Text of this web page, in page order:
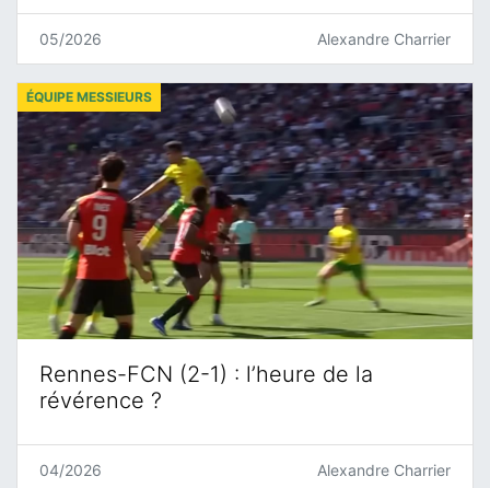
05/2026 Alexandre Charrier
Rennes-FCN (2-1) : l’heure de la
révérence ?
ÉQUIPE MESSIEURS
04/2026 Alexandre Charrier